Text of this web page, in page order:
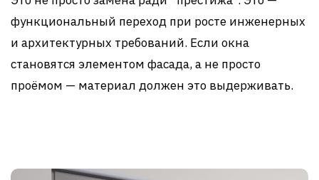
функциональный переход при росте инженерных
и архитектурных требований. Если окна
становятся элементом фасада, а не просто
проёмом — материал должен это выдерживать.